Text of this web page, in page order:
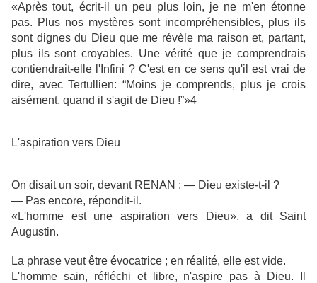
«Après tout, écrit-il un peu plus loin, je ne m'en étonne
pas. Plus nos mystères sont incompréhensibles, plus ils
sont dignes du Dieu que me révèle ma raison et, partant,
plus ils sont croyables. Une vérité que je comprendrais
contiendrait-elle l'Infini ? C'est en ce sens qu'il est vrai de
dire, avec Tertullien: “Moins je comprends, plus je crois
aisément, quand il s'agit de Dieu !”»4
L'aspiration vers Dieu
On disait un soir, devant RENAN : — Dieu existe-t-il ?
— Pas encore, répondit-il.
«L'homme est une aspiration vers Dieu», a dit Saint
Augustin.
La phrase veut être évocatrice ; en réalité, elle est vide.
L'homme sain, réfléchi et libre, n'aspire pas à Dieu. Il